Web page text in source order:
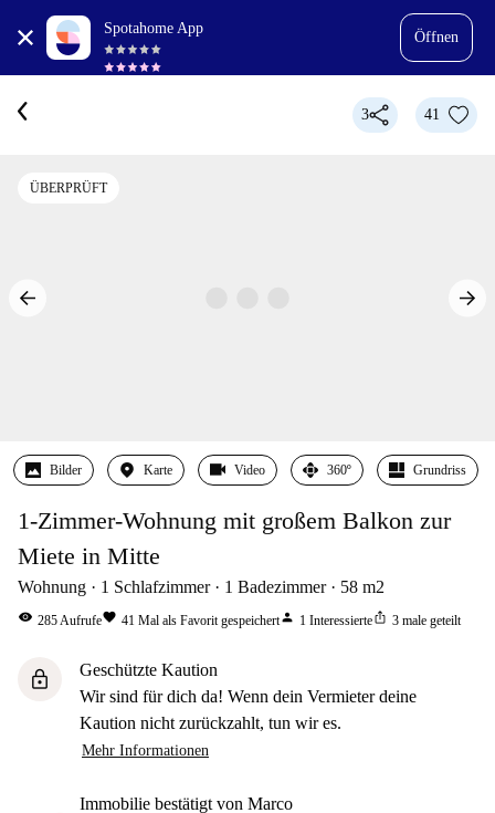
Spotahome App
Öffnen
3 41
ÜBERPRÜFT
Bilder Karte Video 360º Grundriss
1-Zimmer-Wohnung mit großem Balkon zur
Miete in Mitte
Wohnung 1 Schlafzimmer 1 Badezimmer 58 m2
visibility 285Aufrufefavorite 41 Mal als Favorit gespeichertperson 1 Interessierteios_share 3 male geteilt
lock
Geschützte Kaution
Wir sind für dich da! Wenn dein Vermieter deine
Kaution nicht zurückzahlt, tun wir es.
Mehr Informationen
Immobilie bestätigt von Marco